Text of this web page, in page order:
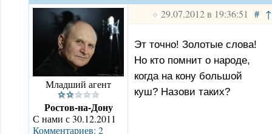
Младший агент
Ростов-на-Дону
С нами с 30.12.2011
Комментариев: 2
29.07.2012 в 19:36:51 # ↑
Эт точно! Золотые слова!
Но кто помнит о народе,
когда на кону большой
куш? Назови таких?